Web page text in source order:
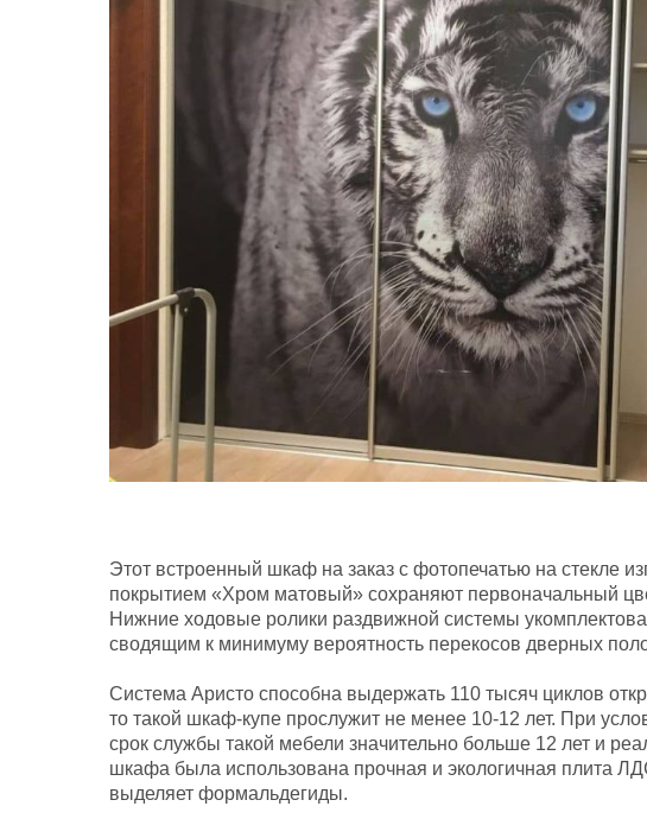
Этот встроенный шкаф на заказ с фотопечатью на стекле
покрытием «Хром матовый» сохраняют первоначальный
Нижние ходовые ролики раздвижной системы
сводящим к минимуму вероятность перекосов дверных
Система Аристо способна выдержать 110 тысяч циклов
то такой шкаф-купе прослужит не менее 10-12 лет. При
срок службы такой мебели значительно больше 12 лет и
шкафа была использована прочная и экологичная плита
выделяет формальдегиды.